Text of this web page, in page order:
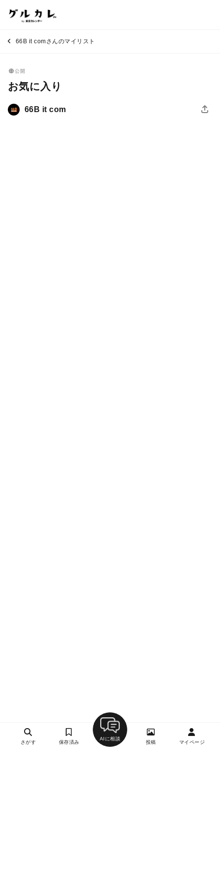
66B it comさんのマイリスト
公開
お気に入り
66B it com
さがす 保存済み
AIに相談
投稿 マイページ